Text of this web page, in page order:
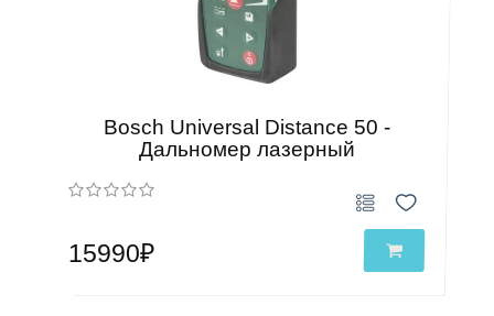
Bosch Universal Distance 50 -
Дальномер лазерный
15990₽